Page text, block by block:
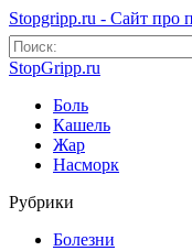
Stopgripp.ru - Cайт про
StopGripp.ru
Боль
Кашель
Жар
Насморк
Рубрики
Болезни